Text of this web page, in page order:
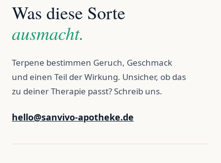
Was diese Sorte
ausmacht.
Terpene bestimmen Geruch, Geschmack
und einen Teil der Wirkung. Unsicher, ob das
zu deiner Therapie passt? Schreib uns.
hello@sanvivo-apotheke.de